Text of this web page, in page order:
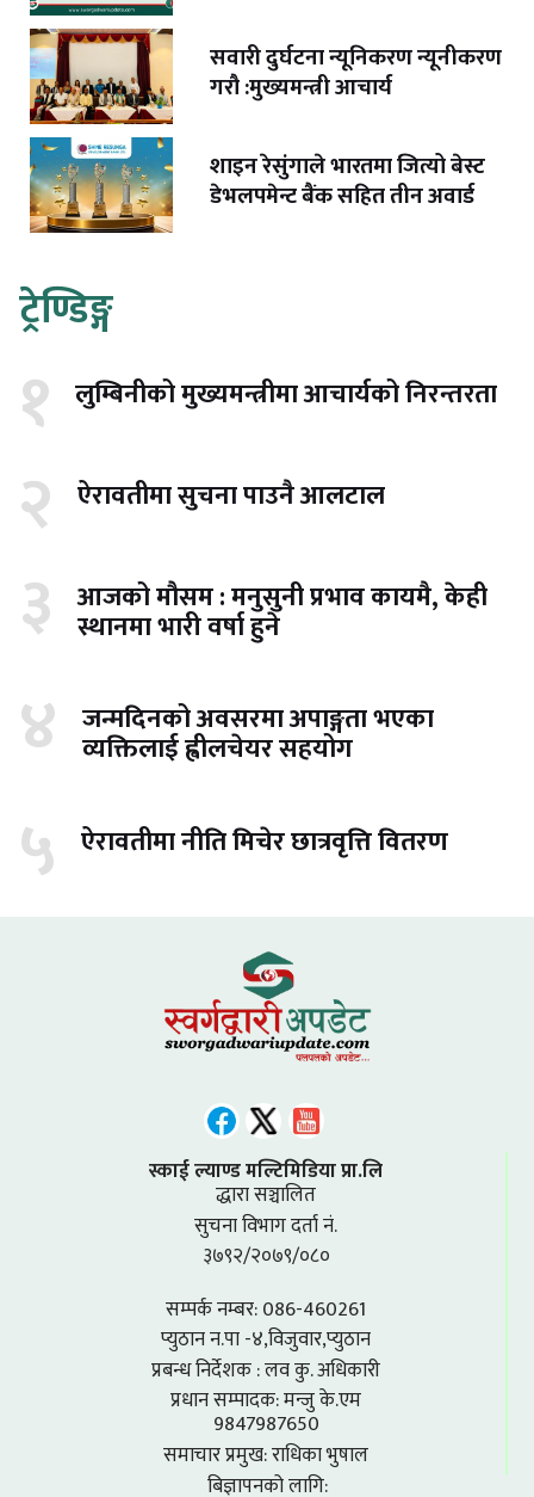
सवारी दुर्घटना न्यूनिकरण न्यूनीकरण
गरौ :मुख्यमन्त्री आचार्य
शाइन रेसुंगाले भारतमा जित्यो बेस्ट
डेभलपमेन्ट बैंक सहित तीन अवार्ड
ट्रेण्डिङ्ग
१ लुम्बिनीको मुख्यमन्त्रीमा आचार्यको निरन्तरता
२ ऐरावतीमा सुचना पाउनै आलटाल
३ आजको मौसम : मनुसुनी प्रभाव कायमै, केही
स्थानमा भारी वर्षा हुने
४ जन्मदिनको अवसरमा अपाङ्गता भएका
व्यक्तिलाई ह्वीलचेयर सहयोग
५ ऐरावतीमा नीति मिचेर छात्रवृत्ति वितरण
स्काई ल्याण्ड मल्टिमिडिया प्रा.लि
द्धारा सञ्चालित
सुचना विभाग दर्ता नं.
३७९२/२०७९/०८०
सम्पर्क नम्बर: 086-460261
प्युठान न.पा -४,विजुवार,प्युठान
प्रबन्ध निर्देशक : लव कु. अधिकारी
प्रधान सम्पादक: मन्जु के.एम
9847987650
समाचार प्रमुख: राधिका भुषाल
बिज्ञापनको लागि: